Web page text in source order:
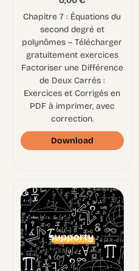
Chapitre 7 : Équations du
second degré et
polynômes – Télécharger
gratuitement exercices
Factoriser une Différence
de Deux Carrés :
Exercices et Corrigés en
PDF à imprimer, avec
correction.
Download